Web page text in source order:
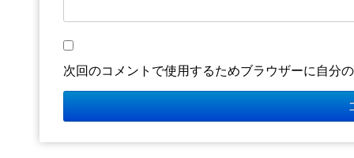
次回のコメントで使用するためブラウザーに自分